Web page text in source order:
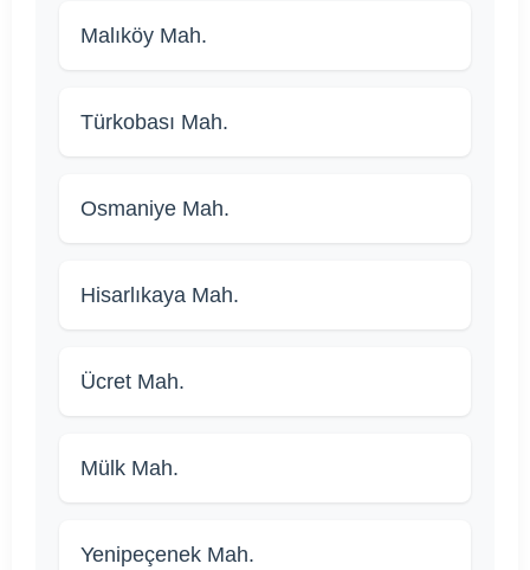
Malıköy Mah.
Türkobası Mah.
Osmaniye Mah.
Hisarlıkaya Mah.
Ücret Mah.
Mülk Mah.
Yenipeçenek Mah.